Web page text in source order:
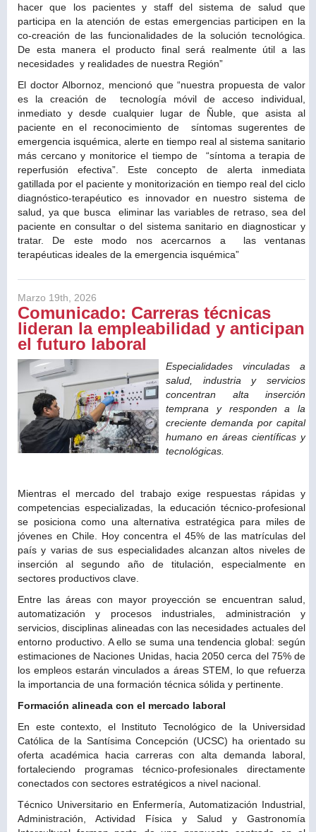
hacer que los pacientes y staff del sistema de salud que
participa en la atención de estas emergencias participen en la
co-creación de las funcionalidades de la solución tecnológica.
De esta manera el producto final será realmente útil a las
necesidades y realidades de nuestra Región”
El doctor Albornoz, mencionó que “nuestra propuesta de valor
es la creación de tecnología móvil de acceso individual,
inmediato y desde cualquier lugar de Ñuble, que asista al
paciente en el reconocimiento de síntomas sugerentes de
emergencia isquémica, alerte en tiempo real al sistema sanitario
más cercano y monitorice el tiempo de “síntoma a terapia de
reperfusión efectiva”. Este concepto de alerta inmediata
gatillada por el paciente y monitorización en tiempo real del ciclo
diagnóstico-terapéutico es innovador en nuestro sistema de
salud, ya que busca eliminar las variables de retraso, sea del
paciente en consultar o del sistema sanitario en diagnosticar y
tratar. De este modo nos acercarnos a las ventanas
terapéuticas ideales de la emergencia isquémica”
Marzo 19th, 2026
Comunicado: Carreras técnicas
lideran la empleabilidad y anticipan
el futuro laboral
Especialidades vinculadas a
salud, industria y servicios
concentran alta inserción
temprana y responden a la
creciente demanda por capital
humano en áreas científicas y
tecnológicas.
Mientras el mercado del trabajo exige respuestas rápidas y
competencias especializadas, la educación técnico-profesional
se posiciona como una alternativa estratégica para miles de
jóvenes en Chile. Hoy concentra el 45% de las matrículas del
país y varias de sus especialidades alcanzan altos niveles de
inserción al segundo año de titulación, especialmente en
sectores productivos clave.
Entre las áreas con mayor proyección se encuentran salud,
automatización y procesos industriales, administración y
servicios, disciplinas alineadas con las necesidades actuales del
entorno productivo. A ello se suma una tendencia global: según
estimaciones de Naciones Unidas, hacia 2050 cerca del 75% de
los empleos estarán vinculados a áreas STEM, lo que refuerza
la importancia de una formación técnica sólida y pertinente.
Formación alineada con el mercado laboral
En este contexto, el Instituto Tecnológico de la Universidad
Católica de la Santísima Concepción (UCSC) ha orientado su
oferta académica hacia carreras con alta demanda laboral,
fortaleciendo programas técnico-profesionales directamente
conectados con sectores estratégicos a nivel nacional.
Técnico Universitario en Enfermería, Automatización Industrial,
Administración, Actividad Física y Salud y Gastronomía